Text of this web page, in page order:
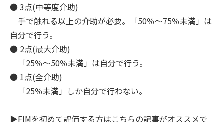
● 3点(中等度介助)
手で触れる以上の介助が必要。「50％〜75％未満」は
自分で行う。
● 2点(最大介助)
「25％〜50％未満」は自分で行う。
● 1点(全介助)
「25％未満」しか自分で行わない。
▶︎FIMを初めて評価する方はこちらの記事がオススメで